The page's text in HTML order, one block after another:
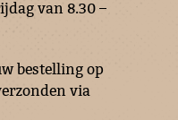
van 8.30 –
bestelling op
via